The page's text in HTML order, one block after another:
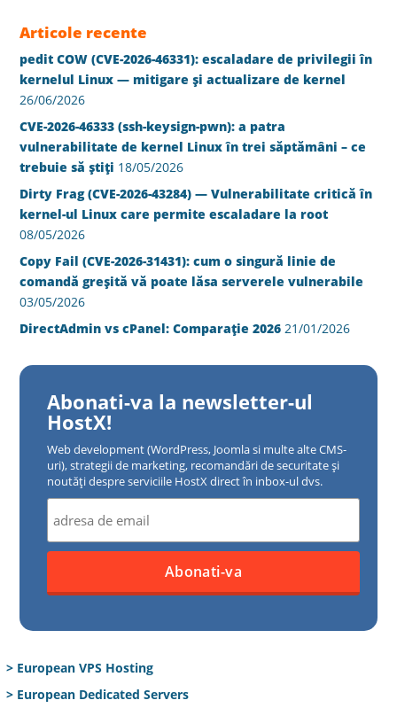
Articole recente
pedit COW (CVE-2026-46331): escaladare de privilegii în
kernelul Linux — mitigare și actualizare de kernel
26/06/2026
CVE-2026-46333 (ssh-keysign-pwn): a patra
vulnerabilitate de kernel Linux în trei săptămâni – ce
trebuie să știți 18/05/2026
Dirty Frag (CVE-2026-43284) — Vulnerabilitate critică în
kernel-ul Linux care permite escaladare la root
08/05/2026
Copy Fail (CVE-2026-31431): cum o singură linie de
comandă greșită vă poate lăsa serverele vulnerabile
03/05/2026
DirectAdmin vs cPanel: Comparație 2026 21/01/2026
Abonati-va la newsletter-ul
HostX!
Web development (WordPress, Joomla si multe alte CMS-
uri), strategii de marketing, recomandări de securitate și
noutăți despre serviciile HostX direct în inbox-ul dvs.
> European VPS Hosting
> European Dedicated Servers